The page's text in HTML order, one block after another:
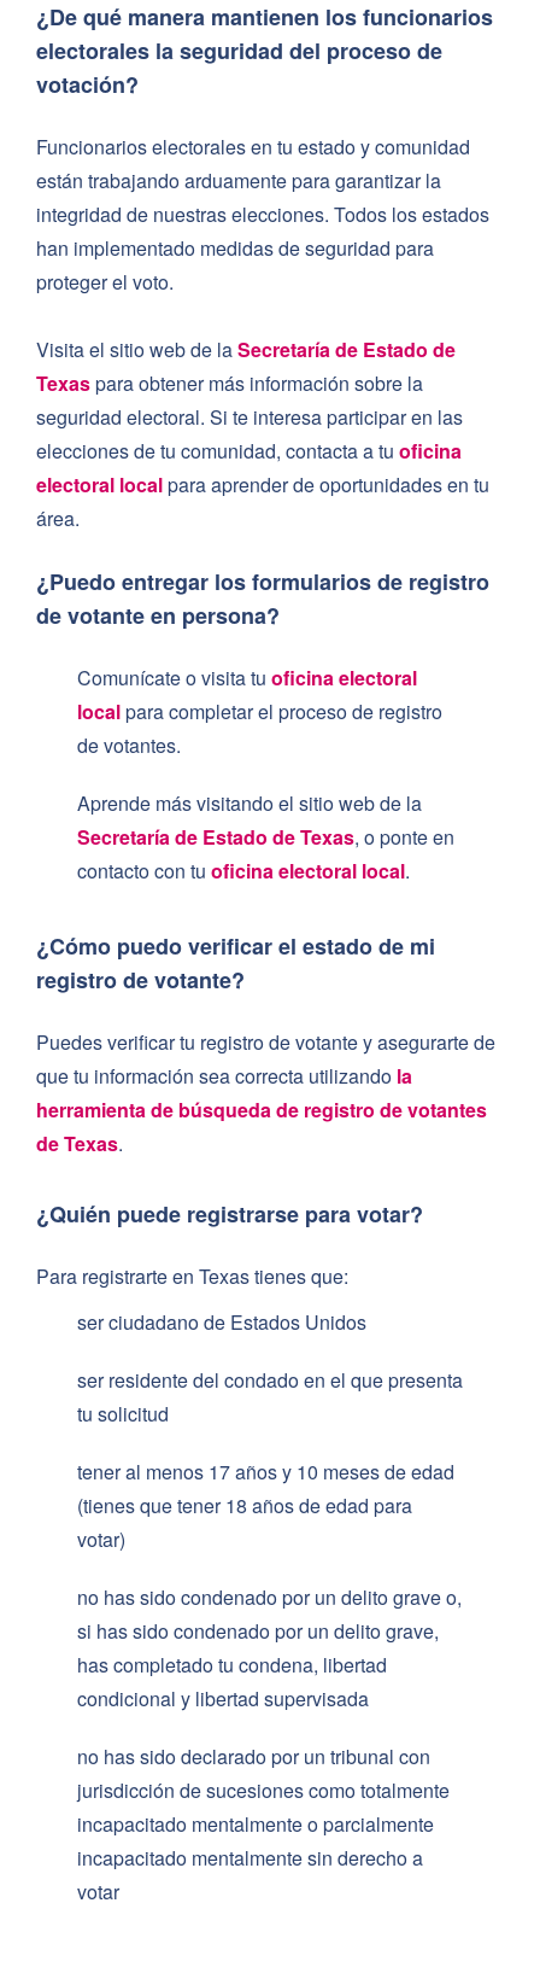
¿De qué manera mantienen los funcionarios
electorales la seguridad del proceso de
votación?
Funcionarios electorales en tu estado y comunidad
están trabajando arduamente para garantizar la
integridad de nuestras elecciones. Todos los estados
han implementado medidas de seguridad para
proteger el voto.
Visita el sitio web de laSecretaría de Estado de
Texaspara obtener más información sobre la
seguridad electoral. Si te interesa participar en las
elecciones de tu comunidad, contacta a tu oficina
electoral localpara aprender de oportunidades en tu
área.
¿Puedo entregar los formularios de registro
de votante en persona?
Comunícate o visita tu oficina electoral
localpara completar el proceso de registro
de votantes.
Aprende más visitando el sitio web de la
Secretaría de Estado de Texas, o ponte en
contacto con tu oficina electoral local.
¿Cómo puedo verificar el estado de mi
registro de votante?
Puedes verificar tu registro de votante y asegurarte de
que tu información sea correcta utilizando la
herramienta de búsqueda de registro de votantes
de Texas.
¿Quién puede registrarse para votar?
Para registrarte en Texas tienes que:
ser ciudadano de Estados Unidos
ser residente del condado en el que presenta
tu solicitud
tener al menos 17 años y 10 meses de edad
(tienes que tener 18 años de edad para
votar)
no has sido condenado por un delito grave o,
si has sido condenado por un delito grave,
has completado tu condena, libertad
condicional y libertad supervisada
no has sido declarado por un tribunal con
jurisdicción de sucesiones como totalmente
incapacitado mentalmente o parcialmente
incapacitado mentalmente sin derecho a
votar